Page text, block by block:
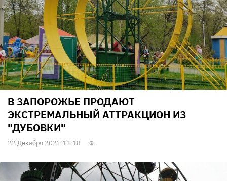
В ЗАПОРОЖЬЕ ПРОДАЮТ
ЭКСТРЕМАЛЬНЫЙ АТТРАКЦИОН ИЗ
"ДУБОВКИ"
22 Декабря 2021 13:18